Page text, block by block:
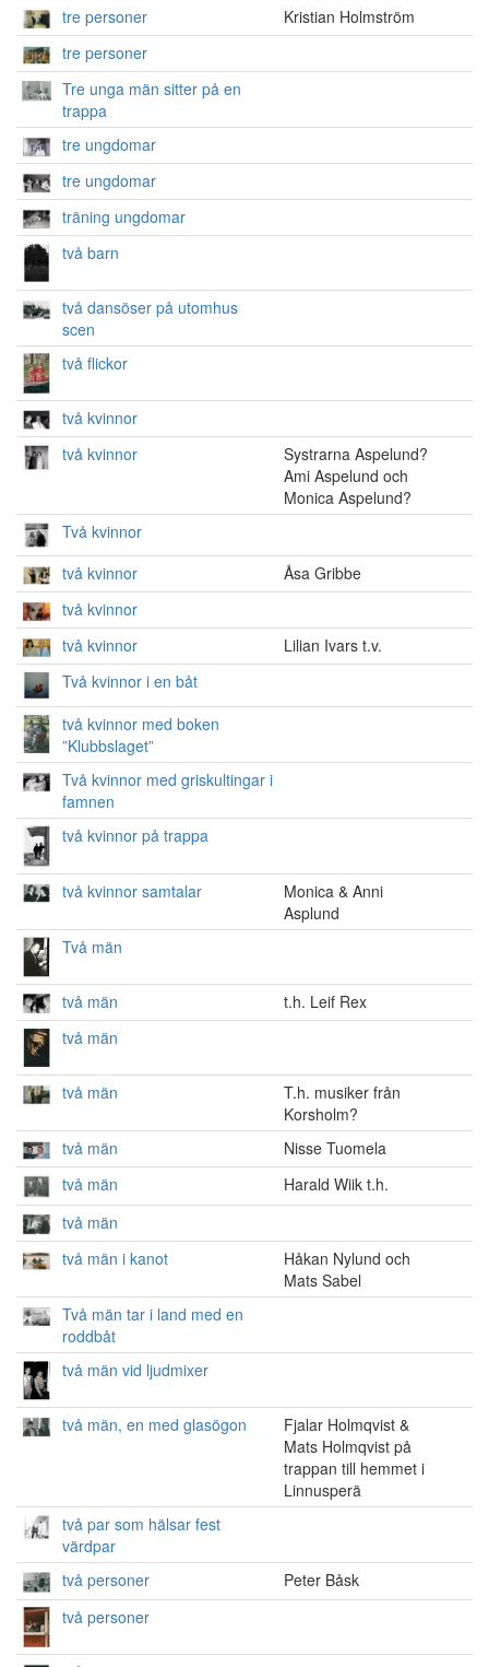
tre personer
Kristian Holmström
tre personer
Tre unga män sitter på en
trappa
tre ungdomar
tre ungdomar
träning ungdomar
två barn
två dansöser på utomhus
scen
två flickor
två kvinnor
två kvinnor
Systrarna Aspelund?
Ami Aspelund och
Monica Aspelund?
Två kvinnor
två kvinnor
Åsa Gribbe
två kvinnor
två kvinnor
Lilian Ivars t.v.
Två kvinnor i en båt
två kvinnor med boken
”Klubbslaget”
Två kvinnor med griskultingar i
famnen
två kvinnor på trappa
två kvinnor samtalar
Monica & Anni
Asplund
Två män
två män
t.h. Leif Rex
två män
två män
T.h. musiker från
Korsholm?
två män
Nisse Tuomela
två män
Harald Wiik t.h.
två män
två män i kanot
Håkan Nylund och
Mats Sabel
Två män tar i land med en
roddbåt
två män vid ljudmixer
två män, en med glasögon
Fjalar Holmqvist &
Mats Holmqvist på
trappan till hemmet i
Linnusperä
två par som hälsar fest
värdpar
två personer
Peter Båsk
två personer